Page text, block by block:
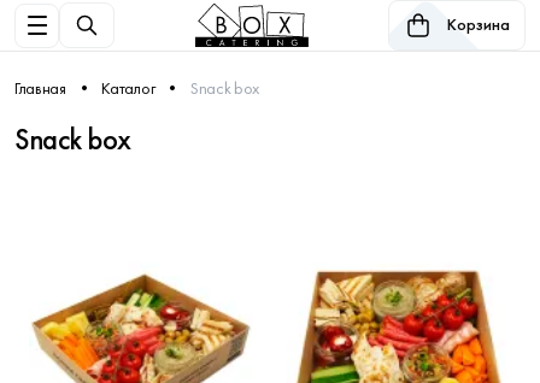
Корзина
Главная Каталог Snack box
Snack box